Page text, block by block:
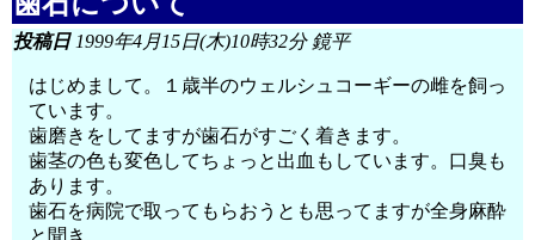
投稿日1999年4月15日(木)10時32分 鏡平
はじめまして。１歳半のウェルシュコーギーの雌を飼っ
ています。
歯磨きをしてますが歯石がすごく着きます。
歯茎の色も変色してちょっと出血もしています。口臭も
あります。
歯石を病院で取ってもらおうとも思ってますが全身麻酔
と聞き、